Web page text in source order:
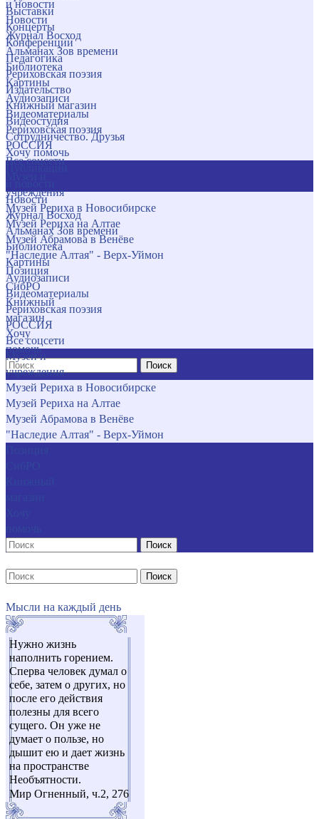
и новости
Новости
Журнал Восход
Альманах Зов времени
Библиотека
Картины
Аудиозаписи
Видеоматериалы
Рериховская поэзия
РОССИЯ
Все соцсети
учреждения
Музей Рериха в Новосибирске
Музей Рериха на Алтае
Музей Абрамова в Венёве
"Наследие Алтая" - Верх-Уймон
Позиция
СибРО
Книжный
магазин
Хочу
помочь
Поиск
Выставки
Концерты
Конференции
Педагогика
Рериховская поэзия
Издательство
Книжный магазин
Видеостудия
Сотрудничество. Друзья
Хочу помочь
Новости
Журнал Восход
Альманах Зов времени
Библиотека
Картины
Аудиозаписи
Видеоматериалы
Рериховская поэзия
РОССИЯ
Все соцсети
Музеи и
учреждения
Музей Рериха в Новосибирске
Музей Рериха на Алтае
Музей Абрамова в Венёве
"Наследие Алтая" - Верх-Уймон
Поиск
Поиск
Мысли на каждый день
Нужно жизнь
наполнить горением.
Сперва человек думал о
себе, затем о других, но
после его действия
полезны для всего
сущего. Он уже не
думает о пользе, но
дышит ею и дает жизнь
на пространстве
Необъятности.
Мир Огненный, ч.2, 276